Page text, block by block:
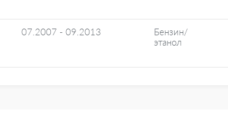
07.2007 - 09.2013
Бензин/
этанол